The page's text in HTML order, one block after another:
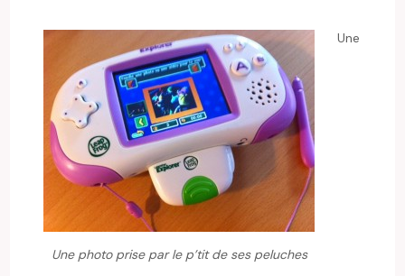
Une photo prise par le p’tit de ses peluches
Une